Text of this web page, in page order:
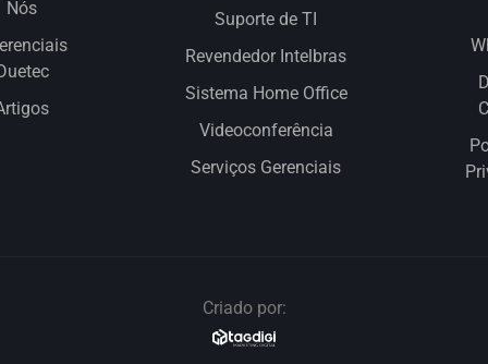
Nós
Suporte de TI
Revendedor Intelbras
Sistema Home Office
Videoconferência
Serviços Gerenciais
Criado por: